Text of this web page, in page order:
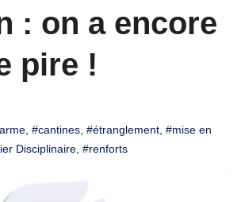
: on a encore
pire !
#cantines #étranglement #mise en
Disciplinaire #renforts